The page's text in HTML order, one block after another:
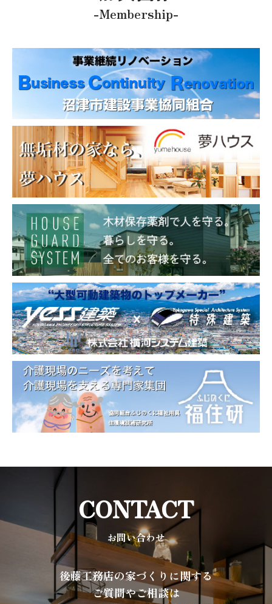
-Membership-
CONTACT
お問い合わせ
後藤工務店の家づくりに関する
ご質問やご相談は